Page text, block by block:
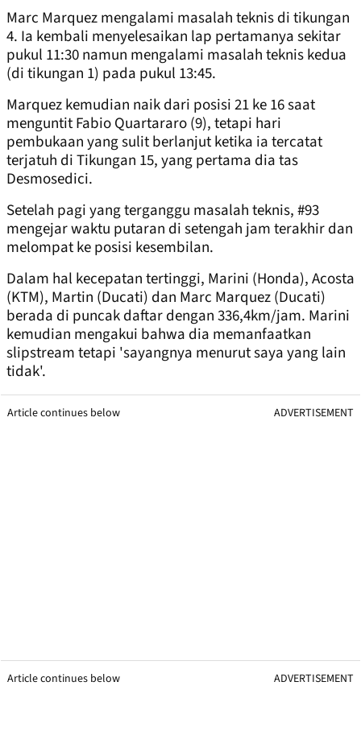
Marc Marquez mengalami masalah teknis di tikungan
4. Ia kembali menyelesaikan lap pertamanya sekitar
pukul 11:30 namun mengalami masalah teknis kedua
(di tikungan 1) pada pukul 13:45.
Marquez kemudian naik dari posisi 21 ke 16 saat
menguntit Fabio Quartararo (9), tetapi hari
pembukaan yang sulit berlanjut ketika ia tercatat
terjatuh di Tikungan 15, yang pertama dia tas
Desmosedici.
Setelah pagi yang terganggu masalah teknis, #93
mengejar waktu putaran di setengah jam terakhir dan
melompat ke posisi kesembilan.
Dalam hal kecepatan tertinggi, Marini (Honda), Acosta
(KTM), Martin (Ducati) dan Marc Marquez (Ducati)
berada di puncak daftar dengan 336,4km/jam. Marini
kemudian mengakui bahwa dia memanfaatkan
slipstream tetapi 'sayangnya menurut saya yang lain
tidak'.
Article continues below ADVERTISEMENT
Article continues below ADVERTISEMENT